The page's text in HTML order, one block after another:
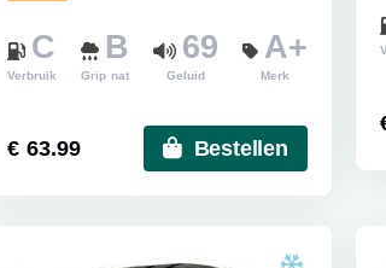
C
Verbruik
B
Grip nat
69
Geluid
A+
Merk
€ 63.99 Bestellen